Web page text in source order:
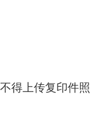
得上传复印件照